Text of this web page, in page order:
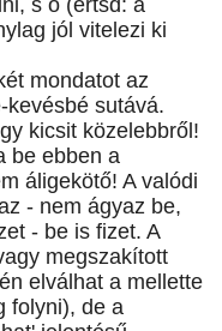
s ő (értsd: a
jól vitelezi ki
mondatot az
kevésbé sutává.
kicsit közelebbről!
be ebben a
áligekötő! A valódi
- nem ágyaz be,
- be is fizet. A
megszakított
elválhat a mellette
folyni), de a